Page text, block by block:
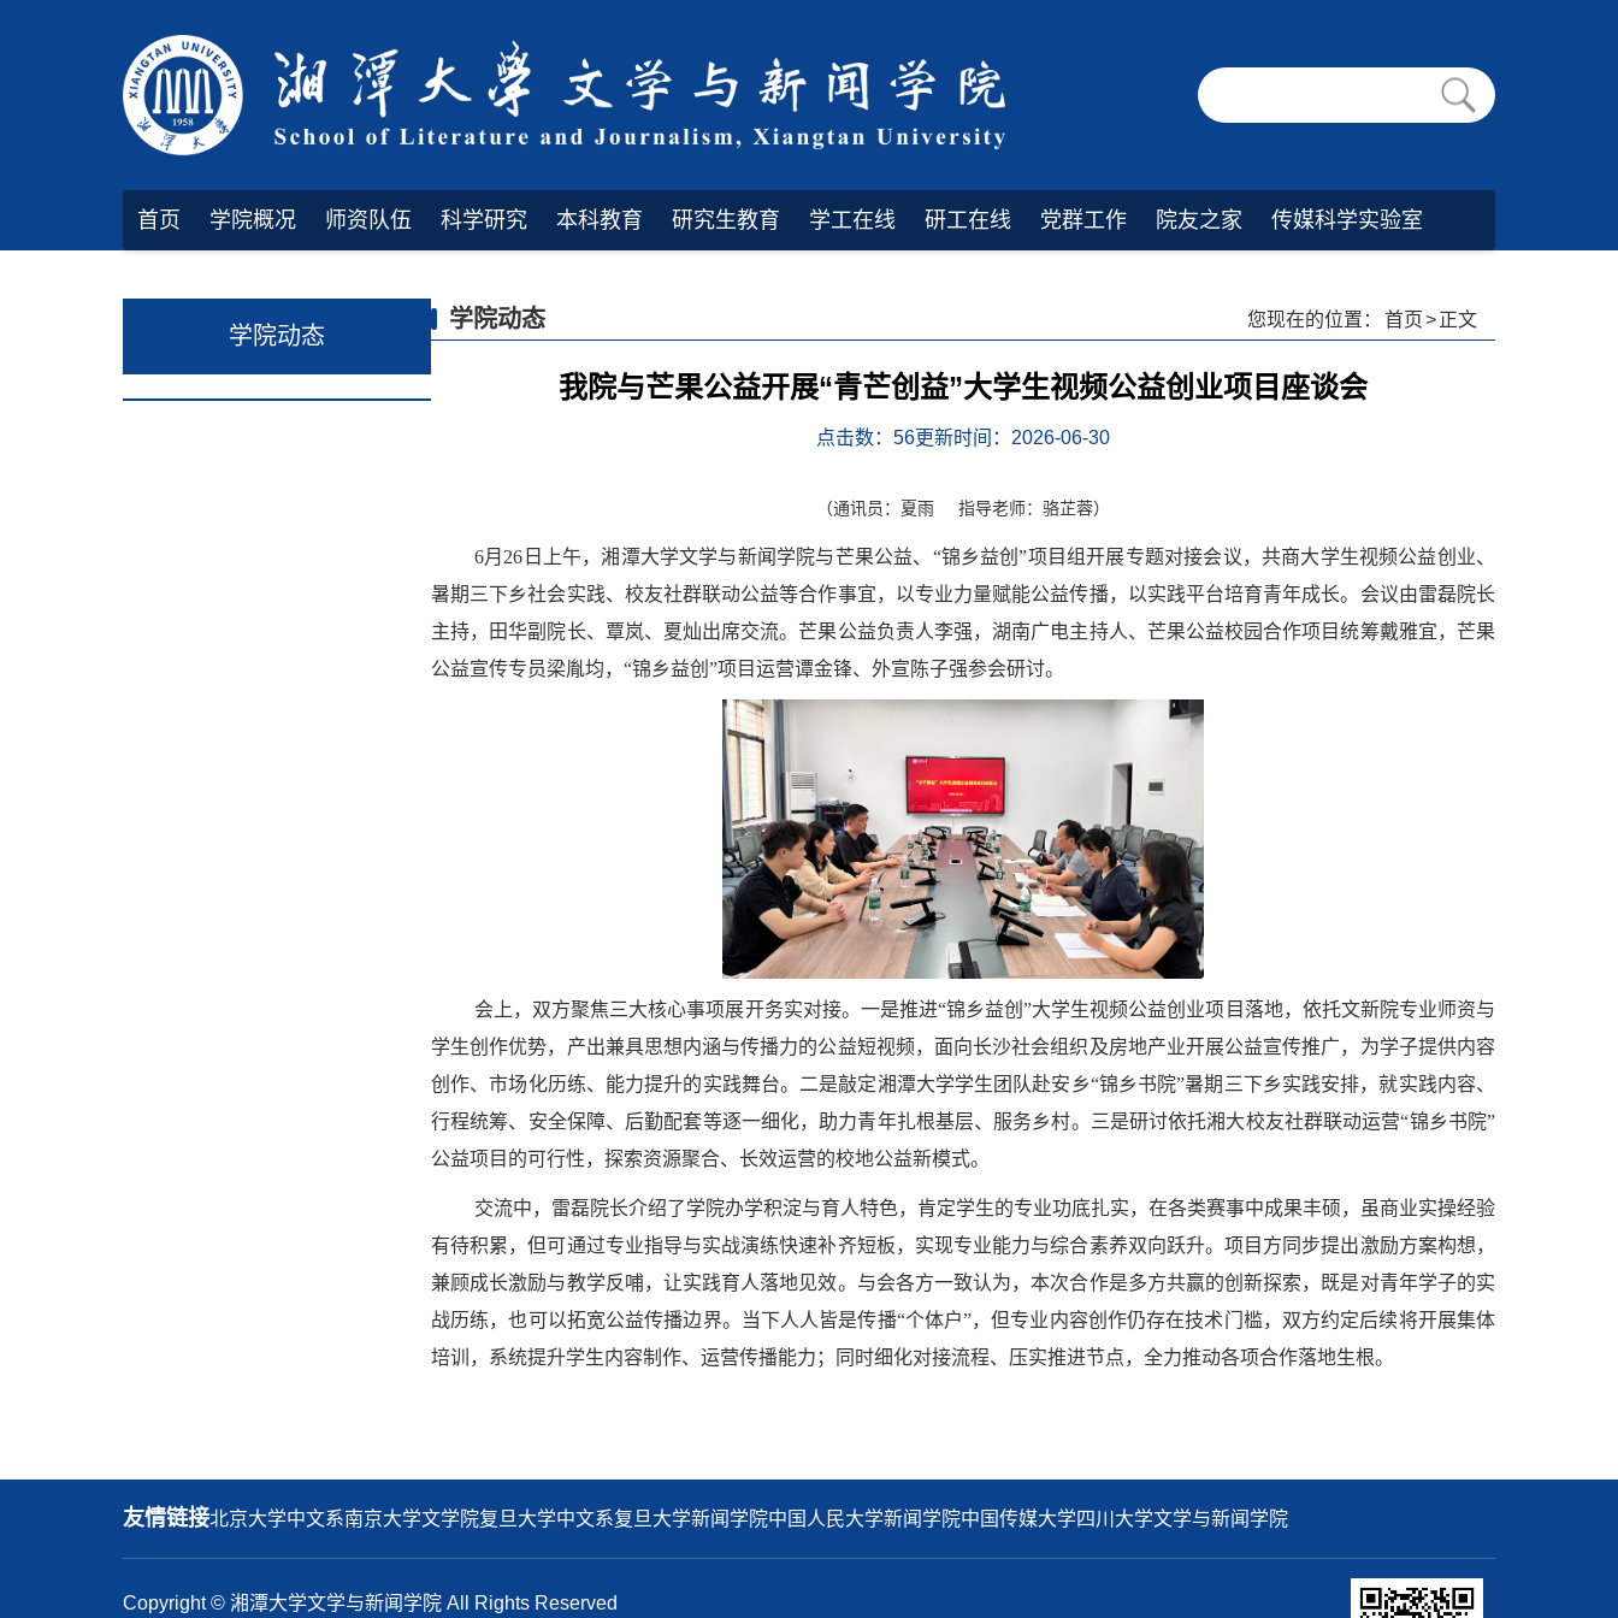
首页 学院概况 师资队伍 科学研究 本科教育 研究生教育 学工在线 研工在线 党群工作 院友之家 传媒科学实验室
学院动态
学院动态 您现在的位置： 首页>正文
我院与芒果公益开展“青芒创益”大学生视频公益创业项目座谈会
点击数： 56更新时间：2026-06-30
（通讯员：夏雨 指导老师：骆芷蓉）
6月 26 日上午，湘潭大学文学与新闻学院与芒果公益、“锦乡益创”项目组开展专题对接会议，共商大学生视频公益创业、
暑期三下乡社会实践、校友社群联动公益等合作事宜，以专业力量赋能公益传播，以实践平台培育青年成长。会议由雷磊院长
主持，田华副院长、覃岚、夏灿出席交流。芒果公益负责人李强，湖南广电主持人、芒果公益校园合作项目统筹戴雅宜，芒果
公益宣传专员梁胤均，“锦乡益创”项目运营谭金锋、外宣陈子强参会研讨。
会上，双方聚焦三大核心事项展开务实对接。一是推进“锦乡益创”大学生视频公益创业项目落地，依托文新院专业师资与
学生创作优势，产出兼具思想内涵与传播力的公益短视频，面向长沙社会组织及房地产业开展公益宣传推广，为学子提供内容
创作、市场化历练、能力提升的实践舞台。二是敲定湘潭大学学生团队赴安乡“锦乡书院”暑期三下乡实践安排，就实践内容、
行程统筹、安全保障、后勤配套等逐一细化，助力青年扎根基层、服务乡村。三是研讨依托湘大校友社群联动运营“锦乡书院”
公益项目的可行性，探索资源聚合、长效运营的校地公益新模式。
交流中，雷磊院长介绍了学院办学积淀与育人特色，肯定学生的专业功底扎实，在各类赛事中成果丰硕，虽商业实操经验
有待积累，但可通过专业指导与实战演练快速补齐短板，实现专业能力与综合素养双向跃升。项目方同步提出激励方案构想，
兼顾成长激励与教学反哺，让实践育人落地见效。与会各方一致认为，本次合作是多方共赢的创新探索，既是对青年学子的实
战历练，也可以拓宽公益传播边界。当下人人皆是传播“个体户”，但专业内容创作仍存在技术门槛，双方约定后续将开展集体
培训，系统提升学生内容制作、运营传播能力；同时细化对接流程、压实推进节点，全力推动各项合作落地生根。
友情链接北京大学中文系南京大学文学院复旦大学中文系复旦大学新闻学院中国人民大学新闻学院中国传媒大学四川大学文学与新闻学院
Copyright © 湘潭大学文学与新闻学院 All Rights Reserved